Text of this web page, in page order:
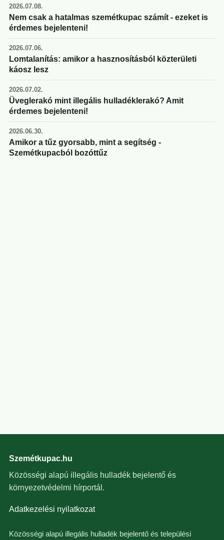
2026.07.08.
Nem csak a hatalmas szemétkupac számít - ezeket is
érdemes bejelenteni!
2026.07.06.
Lomtalanítás: amikor a hasznosításból közterületi
káosz lesz
2026.07.02.
Üveglerakó mint illegális hulladéklerakó? Amit
érdemes bejelenteni!
2026.06.30.
Amikor a tűz gyorsabb, mint a segítség -
Szemétkupacból bozóttűz
Szemétkupac.hu
Közösségi alapú illegális hulladék bejelentő és
környezetvédelmi hírportál.
Adatkezelési nyilatkozat
Közösségi alapú illegális hulladék bejelentő és települési